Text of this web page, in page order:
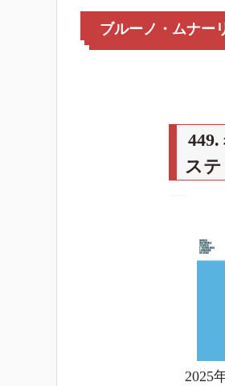
ブルーノ・ムナー
ス
2025